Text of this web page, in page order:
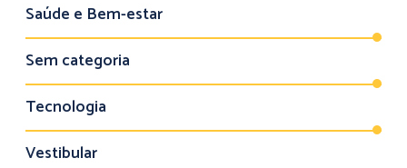
Saúde e Bem-estar
Sem categoria
Tecnologia
Vestibular